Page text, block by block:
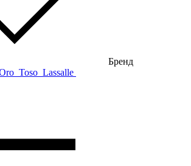
Бренд
Toso Lassalle